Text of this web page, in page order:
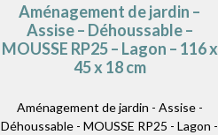
Aménagement de jardin –
Assise – Déhoussable –
MOUSSE RP25 – Lagon – 116 x
45 x 18 cm
Aménagement de jardin - Assise -
Déhoussable - MOUSSE RP25 - Lagon -